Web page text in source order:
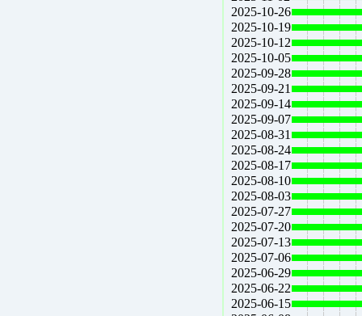
2025-10-26
2025-10-19
2025-10-12
2025-10-05
2025-09-28
2025-09-21
2025-09-14
2025-09-07
2025-08-31
2025-08-24
2025-08-17
2025-08-10
2025-08-03
2025-07-27
2025-07-20
2025-07-13
2025-07-06
2025-06-29
2025-06-22
2025-06-15